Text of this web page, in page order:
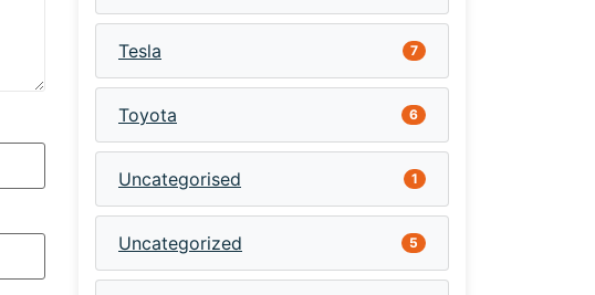
Tesla 7
Toyota 6
Uncategorised 1
Uncategorized 5